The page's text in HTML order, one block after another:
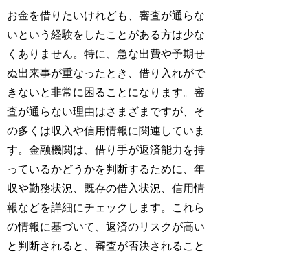
お金を借りたいけれども、審査が通らな
いという経験をしたことがある方は少な
くありません。特に、急な出費や予期せ
ぬ出来事が重なったとき、借り入れがで
きないと非常に困ることになります。審
査が通らない理由はさまざまですが、そ
の多くは収入や信用情報に関連していま
す。金融機関は、借り手が返済能力を持
っているかどうかを判断するために、年
収や勤務状況、既存の借入状況、信用情
報などを詳細にチェックします。これら
の情報に基づいて、返済のリスクが高い
と判断されると、審査が否決されること